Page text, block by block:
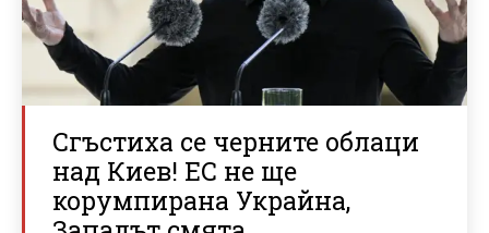
Сгъстиха се черните облаци
над Киев! ЕС не ще
корумпирана Украйна,